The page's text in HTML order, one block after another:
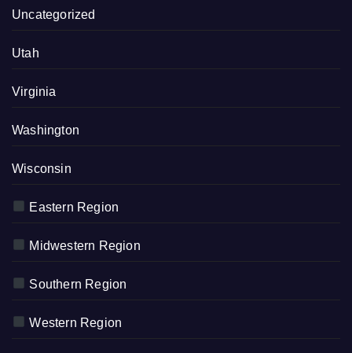
Uncategorized
Utah
Virginia
Washington
Wisconsin
Eastern Region
Midwestern Region
Southern Region
Western Region